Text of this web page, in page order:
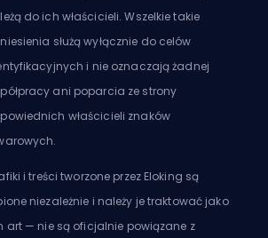
do ich właścicieli. Wszelkie takie
służą wyłącznie do celów
i nie oznaczają żadnej
ani poparcia ze strony
właścicieli znaków
i treści tworzone przez Eloking są
niezależnie i należy je traktować jako
art — nie są oficjalnie powiązane z